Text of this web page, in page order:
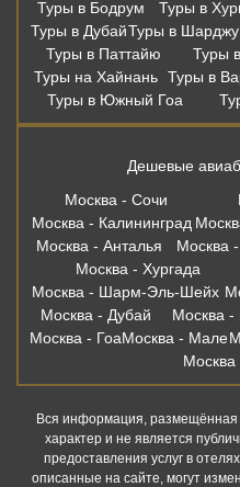
Туры в Бодрум
Туры в
Туры в ДубайТуры в Шарджу
Туры в Паттайю
Туры
Туры на Хайнань Туры в
Туры в Южный Гоа
Дешевые
Москва - Сочи
Москва - Калининград
Москва - Анталья
Москва
Москва - Хургада
Москва - Шарм-Эль-Шейх
Москва - Дубай
Москва
Москва - ГоаМосква - Мале
Москва
Вся информация,
характер и не является
предоставления услуг в
описанные на сайте, могут